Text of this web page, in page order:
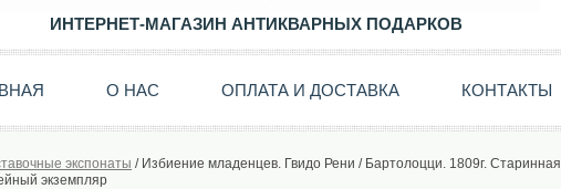
ИНТЕРНЕТ-МАГАЗИН АНТИКВАРНЫХ ПОДАРКОВ
О НАС ОПЛАТА И ДОСТАВКА КОНТАКТЫ
экспонаты / Избиение младенцев. Гвидо Рени / Бартолоцци. 1809г. Старинная
экземпляр